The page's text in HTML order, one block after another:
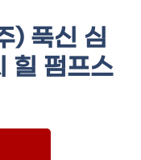
) 푹신 심
힐 펌프스